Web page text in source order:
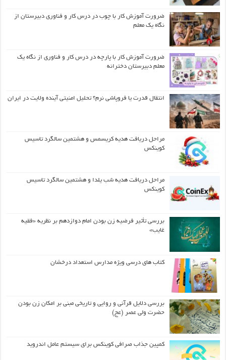
ضرورت آموزش کار با چوب در درس کار و فناوری دبیرستان از
نگاه یک معلم
ضرورت آموزش کار با پارچه در درس کار و فناوری از نگاه یک
معلم دبیرستان دخترانه
انتقال قدرت یا فروپاشی نرم؟ تحلیل امنیتی آینده ولایت در ایران
مراحل دریافت هدیه کریسمس و هشتمین سالگرد تاسیس
کوینکس
مراحل دریافت هدیه شب یلدا و هشتمین سالگرد تاسیس
کوینکس
بررسی تأثیر فرضیه زن بودن امام دوازدهم بر نظریه «فقیه
غایب»
کتاب های درسی ویژه مدارس استعداد درخشان
بررسی دلایل قرآنی و روایی و تاریخی مبنی بر امکان زن بودن
حضرت ولی عصر (عج)
کمپین جذاب صرافی کوینکس برای سیستم عامل اندروید